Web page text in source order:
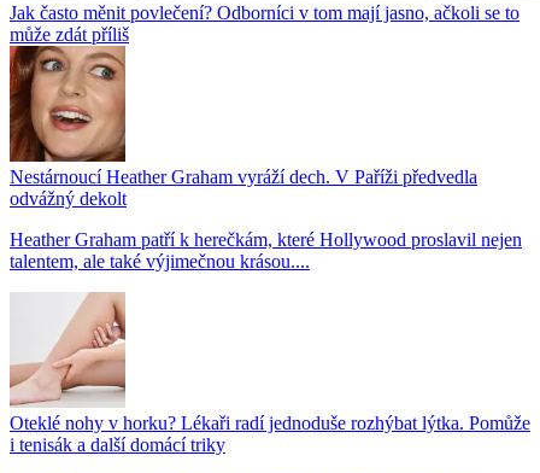
Jak často měnit povlečení? Odborníci v tom mají jasno, ačkoli se to
může zdát příliš
Nestárnoucí Heather Graham vyráží dech. V Paříži předvedla
odvážný dekolt
Heather Graham patří k herečkám, které Hollywood proslavil nejen
talentem, ale také výjimečnou krásou....
Oteklé nohy v horku? Lékaři radí jednoduše rozhýbat lýtka. Pomůže
i tenisák a další domácí triky